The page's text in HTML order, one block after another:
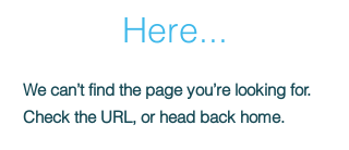
Here...
We can’t find the page you’re looking for.
Check the URL, or head back home.